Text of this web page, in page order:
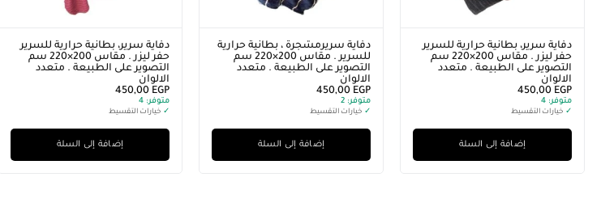
سريرمشجرة ، بطانية حرارية
للسرير . مقاس 200×220 سم
على الطبيعة . متعدد
450,00
خيارات التقسيط
إضافة إلى السلة
دفاية سرير، بطانية حرارية للسرير
حفر ليزر . مقاس 200×220 سم
التصوير على الطبيعة . متعدد
450,00
خيارات التقسيط
إضافة إلى السلة
دفاية سرير ، بطانية حرارية للسرير .
مقاس 200×220 سم التصوير على
الطبيعة . متعدد الالوان
450,00
خيارات التقسيط